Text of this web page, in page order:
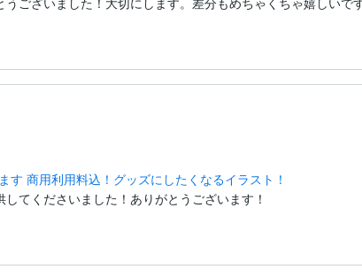
す 商用利用料込！グッズにしたくなるイラスト！
てくださいました！ありがとうございます！